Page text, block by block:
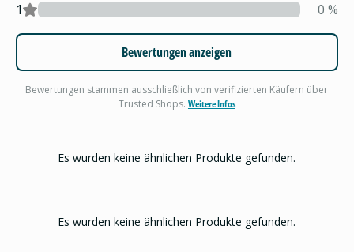
1
0 %
Bewertungen anzeigen
Bewertungen stammen ausschließlich von verifizierten Käufern über
Trusted Shops. Weitere Infos
Es wurden keine ähnlichen Produkte gefunden.
Es wurden keine ähnlichen Produkte gefunden.